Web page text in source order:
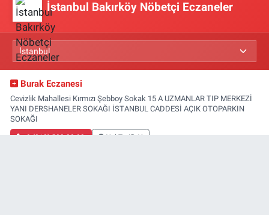
İstanbul Bakırköy Nöbetçi Eczaneler
Burak Eczanesi
Cevizlik Mahallesi Kırmızı Şebboy Sokak 15 A UZMANLAR TIP MERKEZİ
YANI DERSHANELER SOKAĞI İSTANBUL CADDESİ AÇIK OTOPARKIN
SOKAĞI
0 (212) 583 28 03 Yol Tarifi Al